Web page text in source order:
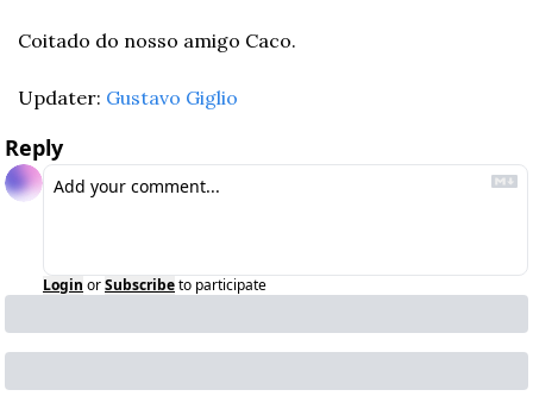
Coitado do nosso amigo Caco.
Updater: Gustavo Giglio
Reply
Login orSubscribeto participate